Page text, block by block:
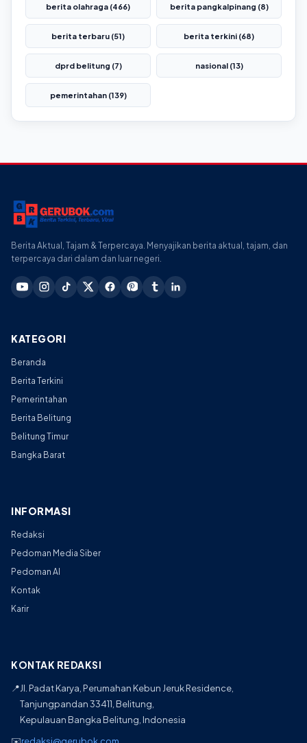
berita olahraga (466) berita pangkalpinang (8)
berita terbaru (51) berita terkini (68)
dprd belitung (7) nasional (13)
pemerintahan (139)
Berita Aktual, Tajam & Terpercaya. Menyajikan berita aktual, tajam, dan
terpercaya dari dalam dan luar negeri.
KATEGORI
Beranda
Berita Terkini
Pemerintahan
Berita Belitung
Belitung Timur
Bangka Barat
INFORMASI
Redaksi
Pedoman Media Siber
Pedoman AI
Kontak
Karir
KONTAK REDAKSI
📍Jl. Padat Karya, Perumahan Kebun Jeruk Residence,
Tanjungpandan 33411, Belitung,
Kepulauan Bangka Belitung, Indonesia
✉️redaksi@gerubok.com